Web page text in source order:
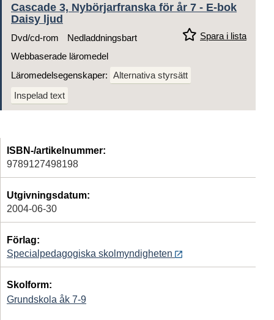
Cascade 3, Nybörjarfranska för år 7 - E-bok
Daisy ljud
Spara i lista
Dvd/cd-rom
Nedladdningsbart
Webbaserade läromedel
Läromedelsegenskaper: Alternativa styrsätt
Inspelad text
ISBN-/artikelnummer:
9789127498198
Utgivningsdatum:
2004-06-30
Förlag:
Specialpedagogiska skolmyndigheten
Skolform:
Grundskola åk 7-9